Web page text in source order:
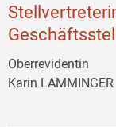
Oberrevidentin
Karin LAMMINGER